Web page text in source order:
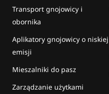
Transport gnojowicy i
obornika
Aplikatory gnojowicy o niskiej
emisji
Mieszalniki do pasz
Zarządzanie użytkami